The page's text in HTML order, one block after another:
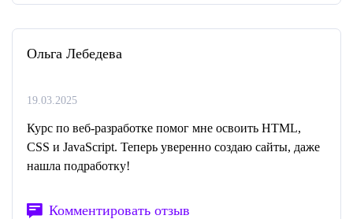
Ольга Лебедева
19.03.2025
Курс по веб-разработке помог мне освоить HTML,
CSS и JavaScript. Теперь уверенно создаю сайты, даже
нашла подработку!
Комментировать отзыв